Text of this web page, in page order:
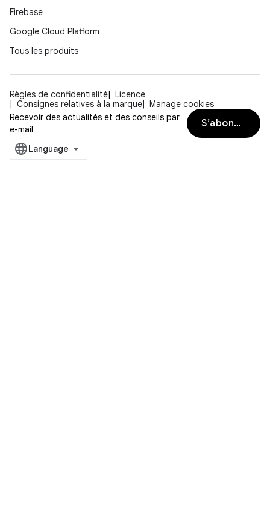
Firebase
Google Cloud Platform
Tous les produits
Règles de confidentialité
Licence
Consignes relatives à la marque
Manage cookies
Recevoir des actualités et des conseils par
e-mail
S’abonner